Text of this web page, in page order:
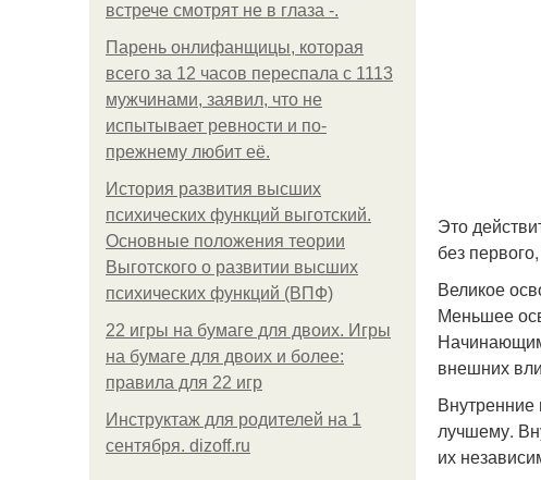
встрече смотрят не в глаза -.
Парень онлифанщицы, которая
всего за 12 часов переспала с 1113
мужчинами, заявил, что не
испытывает ревности и по-
прежнему любит её.
История развития высших
психических функций выготский.
Основные положения теории
Выготского о развитии высших
психических функций (ВПФ)
22 игры на бумаге для двоих. Игры
на бумаге для двоих и более:
правила для 22 игр
Инструктаж для родителей на 1
сентября. dizoff.ru
Это
без
Великое
Меньшее
внешних
Внутренние
лучшему.
их